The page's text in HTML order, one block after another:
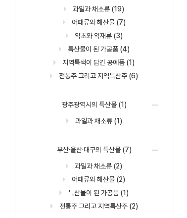
과일과 채소류 (19)
어패류와 해산물 (7)
약초와 약재류 (3)
특산물이 된 가공품 (4)
지역특색이 담긴 공예품 (1)
전통주 그리고 지역특산주 (6)
광주광역시의 특산물 (1)
과일과 채소류 (1)
부산·울산·대구의 특산물 (7)
과일과 채소류 (2)
어패류와 해산물 (2)
특산물이 된 가공품 (1)
전통주 그리고 지역특산주 (2)